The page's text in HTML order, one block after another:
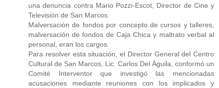
una denuncia contra Mario Pozzi-Escot, Director de Cine y
Televisión de San Marcos.
Malversación de fondos por concepto de cursos y talleres,
malversación de fondos de Caja Chica y maltrato verbal al
personal, eran los cargos.
Para resolver esta situación, el Director General del Centro
Cultural de San Marcos, Lic. Carlos Del Águila, conformó un
Comité Interventor que investigó las mencionadas
acusaciones mediante reuniones con los implicados y